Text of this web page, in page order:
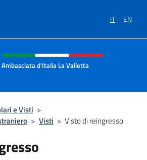
IT EN
social e menù
Ambasciata d'Italia La Valletta
e Visti >
> Visti > Visto di reingresso